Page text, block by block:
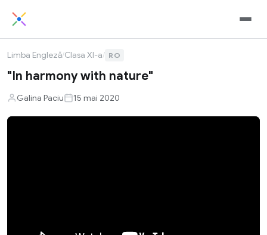
Limba Engleză/Clasa XI-a/ RO
"In harmony with nature"
Galina Paciu 15 mai 2020